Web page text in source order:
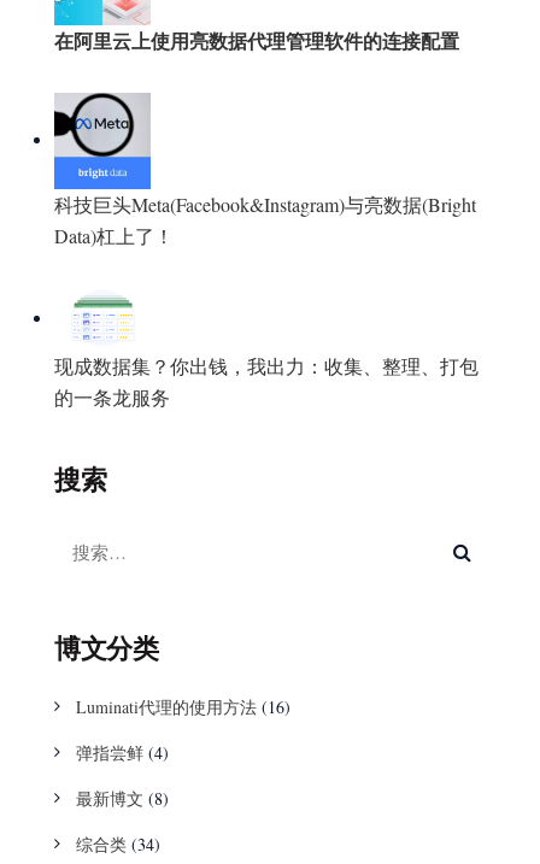
在阿里云上使用亮数据代理管理软件的连接配置
科技巨头Meta(Facebook&Instagram)与亮数据(Bright
Data)杠上了！
现成数据集？你出钱，我出力：收集、整理、打包
的一条龙服务
搜索
博文分类
Luminati代理的使用方法 (16)
弹指尝鲜 (4)
最新博文 (8)
综合类 (34)